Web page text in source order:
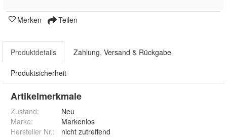
Merken Teilen
Produktdetails Zahlung, Versand & Rückgabe
Produktsicherheit
Artikelmerkmale
Zustand:
Neu
Marke:
Markenlos
Hersteller Nr.:
nicht zutreffend